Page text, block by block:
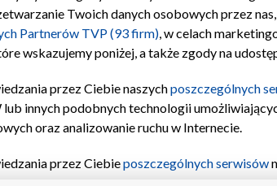
Twoich danych osobowych przez
Partnerów TVP (93 firm), w celach
wskazujemy poniżej, a także zgody na
przez Ciebie naszychposzczególnych
innych podobnych technologii
oraz analizowanie ruchu w Internecie.
przez Ciebieposzczególnych serwisów